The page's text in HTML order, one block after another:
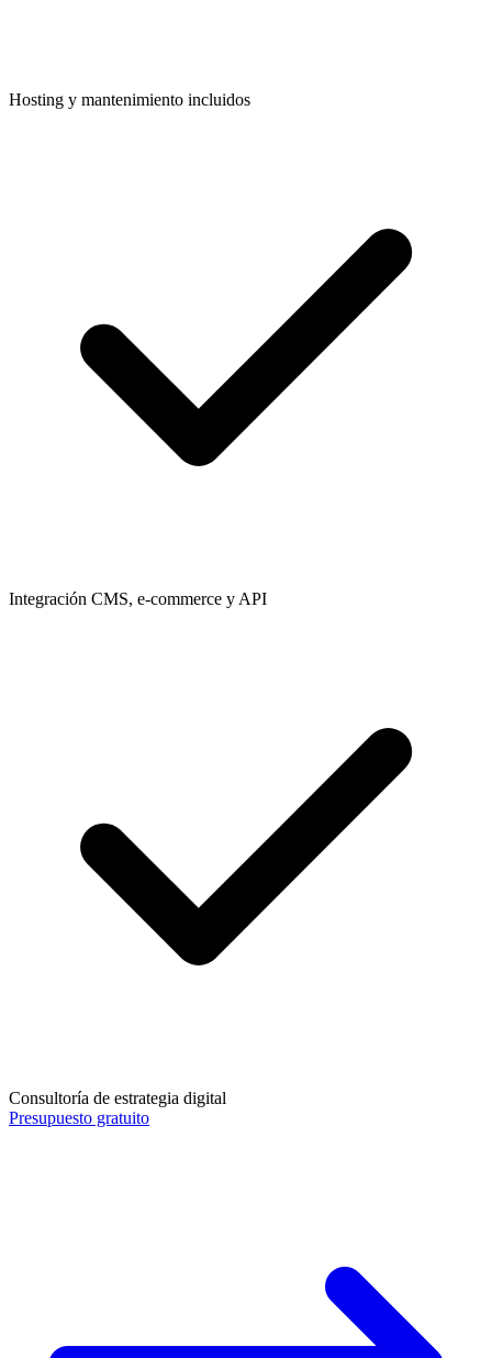
Hosting y mantenimiento incluidos
Integración CMS, e-commerce y API
Consultoría de estrategia digital
Presupuesto gratuito